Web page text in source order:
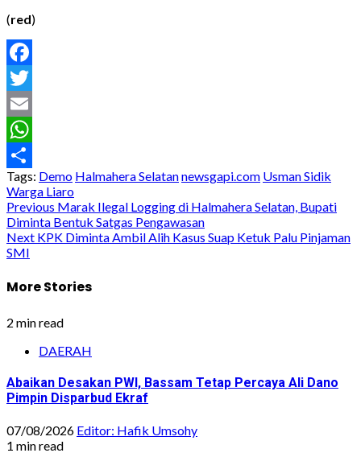
(red)
Facebook
Twitter
Email
WhatsApp
Share
Tags: Demo Halmahera Selatannewsgapi.com Usman Sidik
Warga Liaro
Post
navigation
Previous Marak Ilegal Logging di Halmahera Selatan, Bupati
Diminta Bentuk Satgas Pengawasan
Next KPK Diminta Ambil Alih Kasus Suap Ketuk Palu Pinjaman
SMI
More Stories
2 min read
DAERAH
Abaikan Desakan PWI, Bassam Tetap Percaya Ali Dano
Pimpin Disparbud Ekraf
07/08/2026 Editor: Hafik Umsohy
1 min read